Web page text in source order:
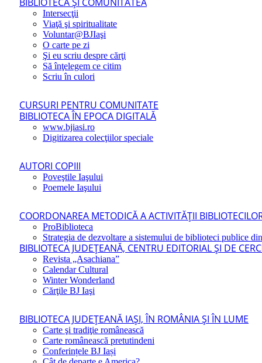
Intersecţii
Viaţă şi spiritualitate
Voluntar@BJIaşi
O carte pe zi
Şi eu scriu despre cărţi
Să înţelegem ce citim
Scriu în culori
CURSURI PENTRU COMUNITATE
BIBLIOTECA ÎN EPOCA DIGITALĂ
www.bjiasi.ro
Digitizarea colecţiilor speciale
AUTORI COPIII
Poveştile Iaşului
Poemele Iaşului
COORDONAREA METODICĂ A ACTIVITĂŢII
ProBiblioteca
Strategia de dezvoltare a sistemului de biblioteci publice
BIBLIOTECA JUDEŢEANĂ, CENTRU EDITORIAL ŞI DE
Revista „Asachiana”
Calendar Cultural
Winter Wonderland
Cărţile BJ Iaşi
BIBLIOTECA JUDEŢEANĂ IAŞI, ÎN ROMÂNIA ŞI ÎN LUME
Carte şi tradiţie românească
Carte românească pretutindeni
Conferințele BJ Iași